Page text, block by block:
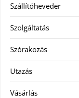
Szállítóheveder
Szolgáltatás
Szórakozás
Utazás
Vásárlás